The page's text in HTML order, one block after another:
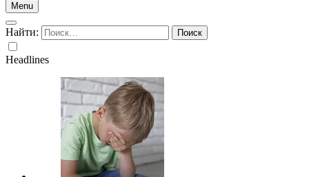
Menu
Найти:
Headlines